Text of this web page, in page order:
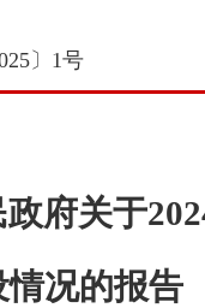
〕1号
府关于
况的报告